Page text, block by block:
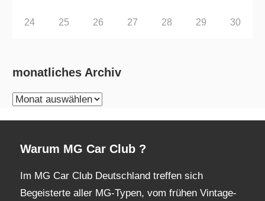
24 25 26 27 28 29 30
monatliches Archiv
monatliches
Warum MG Car Club ?
Im MG Car Club Deutschland treffen sich
Begeisterte aller MG-Typen, vom frühen Vintage-